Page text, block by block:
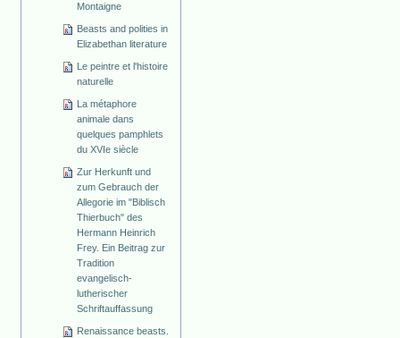
Montaigne
Beasts and polities in
Elizabethan literature
Le peintre et l'histoire
naturelle
La métaphore
animale dans
quelques pamphlets
du XVIe siècle
Zur Herkunft und
zum Gebrauch der
Allegorie im "Biblisch
Thierbuch" des
Hermann Heinrich
Frey. Ein Beitrag zur
Tradition
evangelisch-
lutherischer
Schriftauffassung
Renaissance beasts.